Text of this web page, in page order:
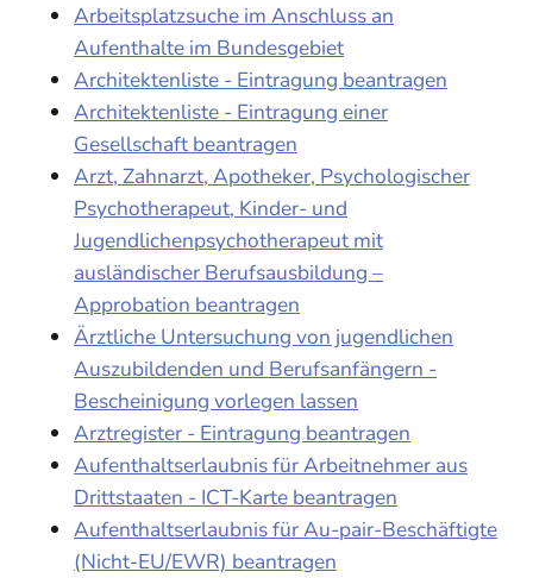
Arbeitsplatzsuche im Anschluss an
Aufenthalte im Bundesgebiet
Architektenliste - Eintragung beantragen
Architektenliste - Eintragung einer
Gesellschaft beantragen
Arzt, Zahnarzt, Apotheker, Psychologischer
Psychotherapeut, Kinder- und
Jugendlichenpsychotherapeut mit
ausländischer Berufsausbildung –
Approbation beantragen
Ärztliche Untersuchung von jugendlichen
Auszubildenden und Berufsanfängern -
Bescheinigung vorlegen lassen
Arztregister - Eintragung beantragen
Aufenthaltserlaubnis für Arbeitnehmer aus
Drittstaaten - ICT-Karte beantragen
Aufenthaltserlaubnis für Au-pair-Beschäftigte
(Nicht-EU/EWR) beantragen